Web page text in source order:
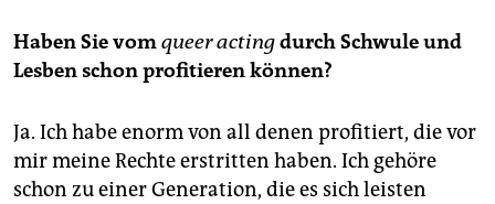
Haben Sie vomqueer actingdurch Schwule und
Lesben schon profitieren können?
Ja. Ich habe enorm von all denen profitiert, die vor
mir meine Rechte erstritten haben. Ich gehöre
schon zu einer Generation, die es sich leisten